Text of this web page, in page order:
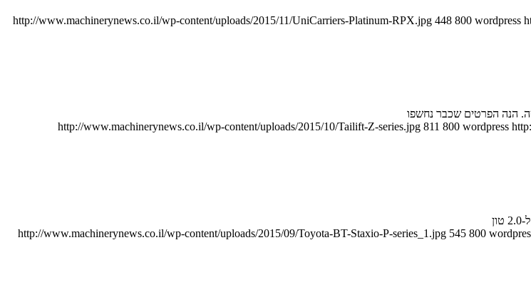
http://www.machinerynews.co.il/wp-content/uploads/2015/11/UniCarriers-Platinum-RPX.jpg 448 800 wordpress
http://www.machinerynews.co.il/wp-content/uploads/2015/10/Tailift-Z-series.jpg 811 800 wordpress
http://www.machinerynews.co.il/wp-content/uploads/2015/09/Toyota-BT-Staxio-P-series_1.jpg 545 800